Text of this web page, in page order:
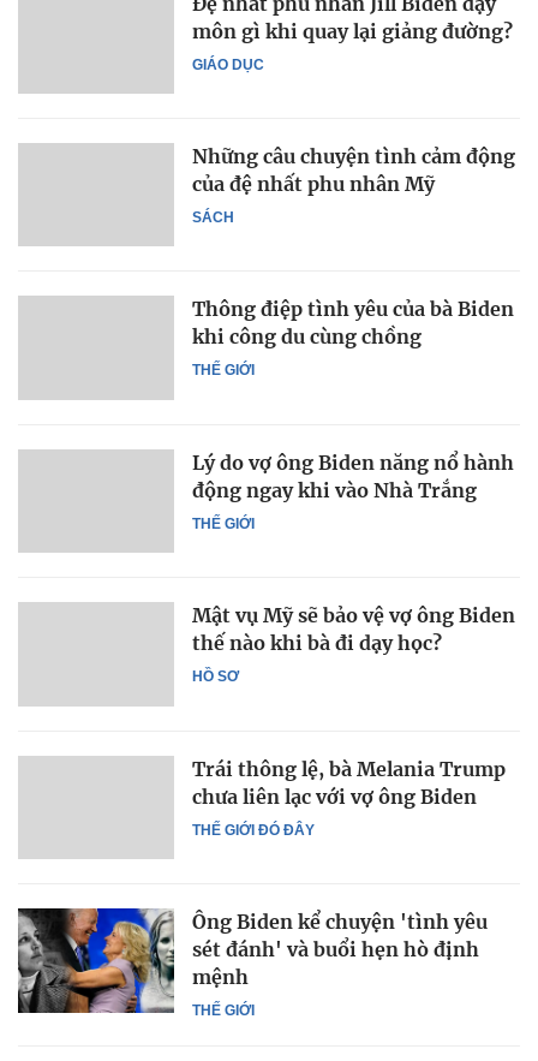
GIÁO DỤC
môn gì khi quay lại giảng đường?
SÁCH
Những câu chuyện tình cảm động
của đệ nhất phu nhân Mỹ
THẾ GIỚI
Thông điệp tình yêu của bà Biden
khi công du cùng chồng
THẾ GIỚI
Lý do vợ ông Biden năng nổ hành
động ngay khi vào Nhà Trắng
HỒ SƠ
Mật vụ Mỹ sẽ bảo vệ vợ ông Biden
thế nào khi bà đi dạy học?
THẾ GIỚI ĐÓ ĐÂY
Trái thông lệ, bà Melania Trump
chưa liên lạc với vợ ông Biden
THẾ GIỚI
Ông Biden kể chuyện 'tình yêu
sét đánh' và buổi hẹn hò định
mệnh